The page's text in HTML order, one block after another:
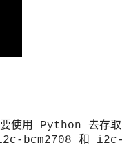
用 Python 去存取
i2c-bcm2708 和 i2c-